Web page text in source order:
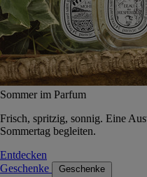
Sommer im Parfum
Frisch, spritzig, sonnig. Eine
Sommertag begleiten.
Entdecken
Geschenke
Geschenke